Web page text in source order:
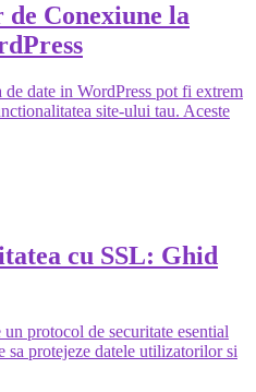
Conexiune la
date in WordPress pot fi extrem
site-ului tau. Aceste
cu SSL: Ghid
protocol de securitate esential
sa protejeze datele utilizatorilor si